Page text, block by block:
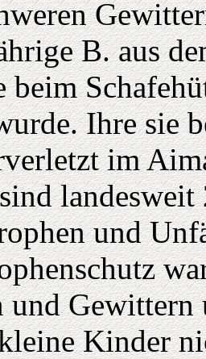
B. aus
beim
Ihre sie
im
und
und
Kinder